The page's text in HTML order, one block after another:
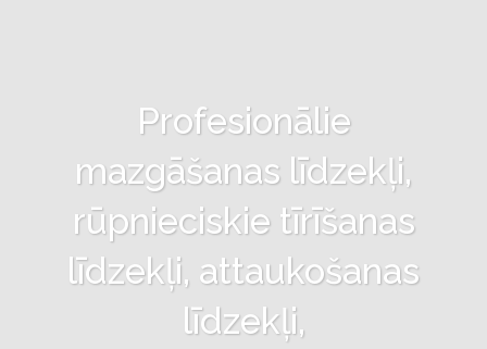
Profesionālie
mazgāšanas līdzekļi,
rūpnieciskie tīrīšanas
līdzekļi, attaukošanas
līdzekļi,